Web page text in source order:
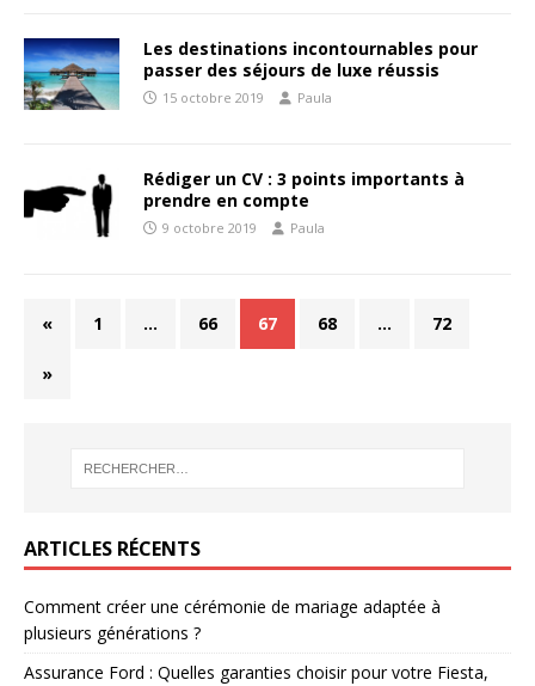
Les destinations incontournables pour
passer des séjours de luxe réussis
15 octobre 2019 Paula
Rédiger un CV : 3 points importants à
prendre en compte
9 octobre 2019 Paula
« 1 … 66 67 68 … 72
»
ARTICLES RÉCENTS
Comment créer une cérémonie de mariage adaptée à
plusieurs générations ?
Assurance Ford : Quelles garanties choisir pour votre Fiesta,